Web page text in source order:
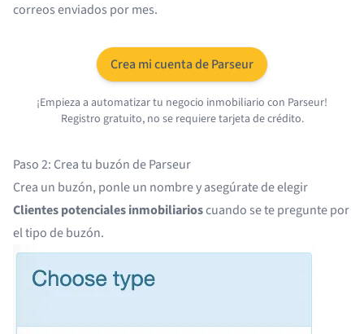
correos enviados por mes.
Crea mi cuenta de Parseur
¡Empieza a automatizar tu negocio inmobiliario con Parseur!
Registro gratuito, no se requiere tarjeta de crédito.
Paso 2: Crea tu buzón de Parseur
Crea un buzón, ponle un nombre y asegúrate de elegir
Clientes potenciales inmobiliarioscuando se te pregunte por
el tipo de buzón.